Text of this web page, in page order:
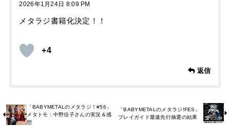
2026年1月24日 8:09 PM
メタラジ書籍化決定！！
+4
返信
「BABYMETALのメタラジ！#56」
メタトモ：中野信子さんの実況＆感
想
「BABYMETALのメタラジ!FES」
プレイガイド最速先行抽選の結果